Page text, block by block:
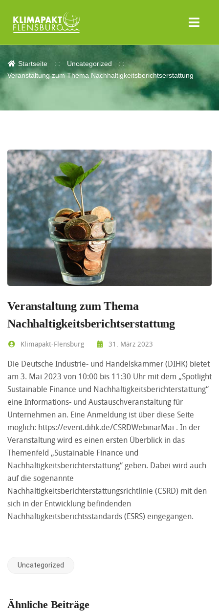
Aktuelles
Startseite
Uncategorized
Veranstaltung zum Thema Nachhaltigkeitsberichtserstattung
Veranstaltung zum Thema
Nachhaltigkeitsberichtserstattung
Klimapakt-Flensburg 31. März 2023
Die Deutsche Industrie- und Handelskammer (DIHK) bietet
am 3. Mai 2023 von 10:00 bis 11:30 Uhr mit dem „Spotlight
Sustainable Finance und Nachhaltigkeitsberichterstattung“
eine Informations- und Austauschveranstaltung für
Unternehmen an. Eine Anmeldung ist über diese Seite
möglich: https://event.dihk.de/CSRDWebinarMai . In der
Veranstaltung wird es einen ersten Überblick in das
Themenfeld „Sustainable Finance und
Nachhaltigkeitsberichterstattung“ geben. Dabei wird auch
auf die sogenannte
Nachhaltigkeitsberichterstattungsrichtlinie (CSRD) mit den
sich in der Entwicklung befindenden
Nachhaltigkeitsberichtsstandards (ESRS) eingegangen.
Uncategorized
Ähnliche Beiträge